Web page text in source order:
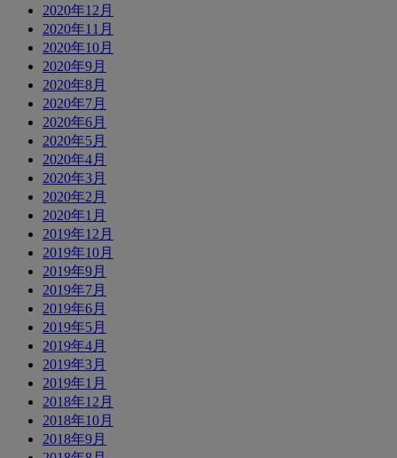
2020年12月
2020年11月
2020年10月
2020年9月
2020年8月
2020年7月
2020年6月
2020年5月
2020年4月
2020年3月
2020年2月
2020年1月
2019年12月
2019年10月
2019年9月
2019年7月
2019年6月
2019年5月
2019年4月
2019年3月
2019年1月
2018年12月
2018年10月
2018年9月